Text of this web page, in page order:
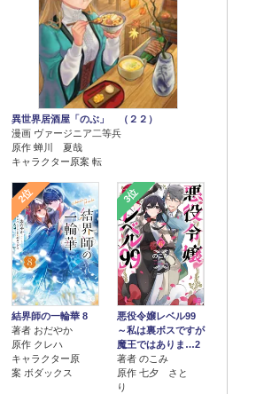
異世界居酒屋「のぶ」 （２２）
漫画 ヴァージニア二等兵
原作 蝉川 夏哉
キャラクター原案 転
2位
結界師の一輪華 8
著者 おだやか
原作 クレハ
キャラクター原
案 ボダックス
3位
悪役令嬢レベル99
～私は裏ボスですが
魔王ではありま…2
著者 のこみ
原作 七夕 さと
り